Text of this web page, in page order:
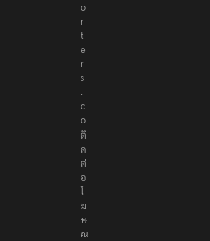
o
r
t
e
r
s
.
c
o
ติ
ด
ต่
อ
โ
ฆ
ษ
ณ